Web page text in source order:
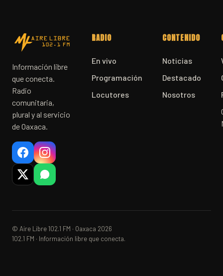
Información libre
que conecta.
Radio
comunitaria,
plural y al servicio
de Oaxaca.
RADIO
En vivo
Programación
Locutores
CONTENIDO
Noticias
Destacado
Nosotros
© Aire Libre 102.1 FM · Oaxaca 2026
102.1 FM · Información libre que conecta.